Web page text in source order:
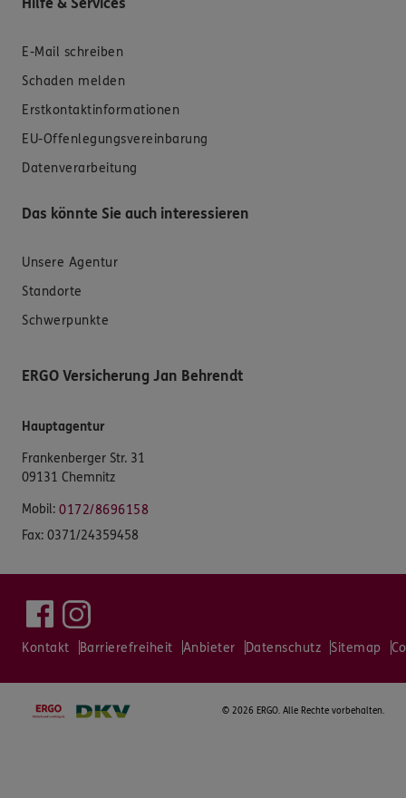
E-Mail schreiben
Schaden melden
Erstkontaktinformationen
EU-Offenlegungsvereinbarung
Datenverarbeitung
Das könnte Sie auch interessieren
Unsere Agentur
Standorte
Schwerpunkte
ERGO Versicherung Jan Behrendt
Hauptagentur
Frankenberger Str. 31
09131 Chemnitz
Mobil: 0172/8696158
Fax: 0371/24359458
Kontakt Barrierefreiheit Anbieter Datenschutz Sitemap
© 2026 ERGO. Alle Rechte vorbehalten.